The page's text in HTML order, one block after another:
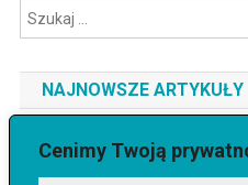
Cenimy Twoją
NAJNOWSZE ARTYKUŁY
Jaki telefon do 3500 zł
[2026]